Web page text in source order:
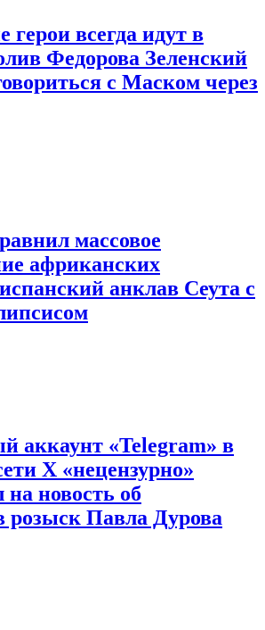
всегда идут в
Федорова Зеленский
с Маском через
массовое
африканских
анклав Сеута с
аккаунт «Telegram» в
X «нецензурно»
на новость об
розыск Павла Дурова